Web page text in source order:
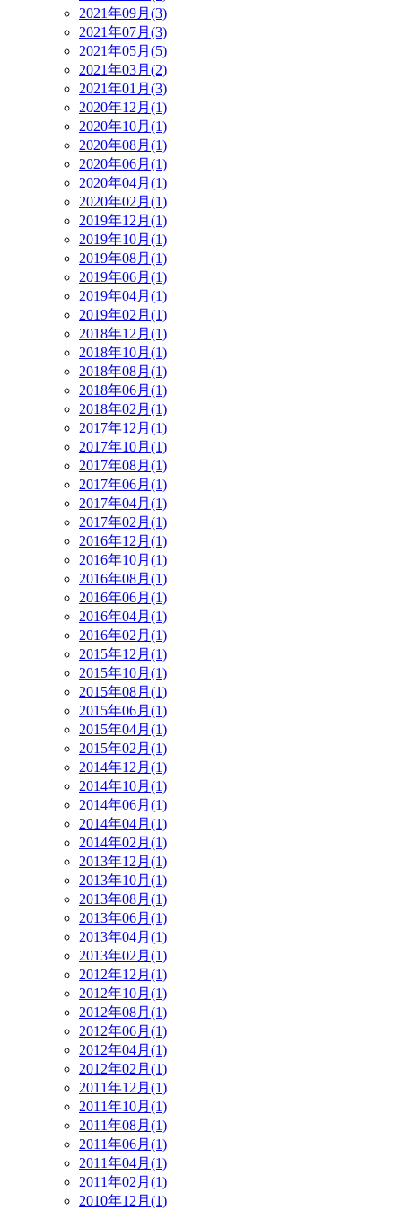
2021年09月(3)
2021年07月(3)
2021年05月(5)
2021年03月(2)
2021年01月(3)
2020年12月(1)
2020年10月(1)
2020年08月(1)
2020年06月(1)
2020年04月(1)
2020年02月(1)
2019年12月(1)
2019年10月(1)
2019年08月(1)
2019年06月(1)
2019年04月(1)
2019年02月(1)
2018年12月(1)
2018年10月(1)
2018年08月(1)
2018年06月(1)
2018年02月(1)
2017年12月(1)
2017年10月(1)
2017年08月(1)
2017年06月(1)
2017年04月(1)
2017年02月(1)
2016年12月(1)
2016年10月(1)
2016年08月(1)
2016年06月(1)
2016年04月(1)
2016年02月(1)
2015年12月(1)
2015年10月(1)
2015年08月(1)
2015年06月(1)
2015年04月(1)
2015年02月(1)
2014年12月(1)
2014年10月(1)
2014年06月(1)
2014年04月(1)
2014年02月(1)
2013年12月(1)
2013年10月(1)
2013年08月(1)
2013年06月(1)
2013年04月(1)
2013年02月(1)
2012年12月(1)
2012年10月(1)
2012年08月(1)
2012年06月(1)
2012年04月(1)
2012年02月(1)
2011年12月(1)
2011年10月(1)
2011年08月(1)
2011年06月(1)
2011年04月(1)
2011年02月(1)
2010年12月(1)